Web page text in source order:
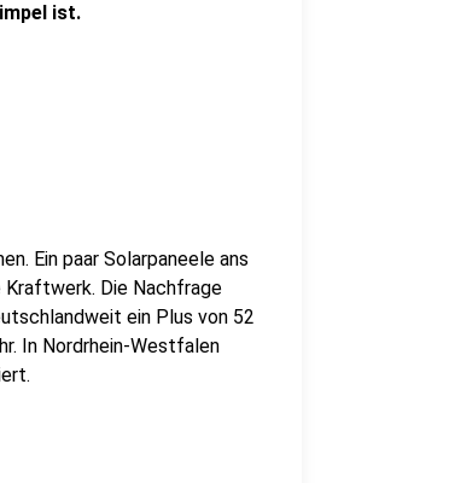
ist.
Ein paar Solarpaneele ans
Kraftwerk. Die Nachfrage
ein Plus von 52
In Nordrhein-Westfalen